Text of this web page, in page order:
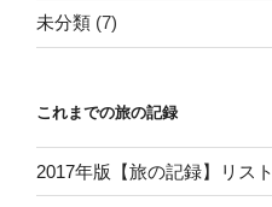
未分類 (7)
これまでの旅の記録
2017年版【旅の記録】リスト